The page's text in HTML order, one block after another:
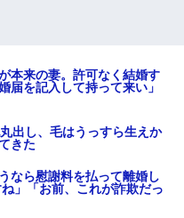
本来の妻。許可なく結婚す
届を記入して持って来い」
出し、毛はうっすら生えか
きた
なら慰謝料を払って離婚し
」「お前、これが詐欺だっ